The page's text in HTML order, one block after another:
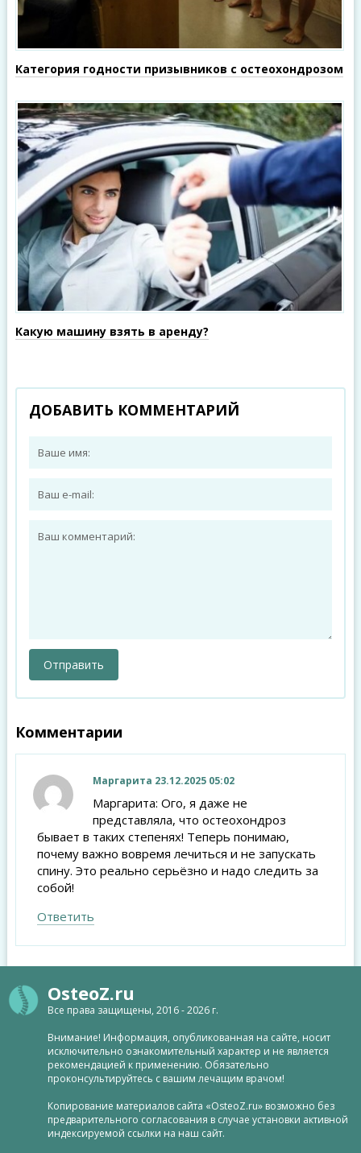
Категория годности призывников с остеохондрозом
Какую машину взять в аренду?
ДОБАВИТЬ КОММЕНТАРИЙ
Комментарии
Маргарита 23.12.2025 05:02
Маргарита: Ого, я даже не
представляла, что остеохондроз
бывает в таких степенях! Теперь понимаю,
почему важно вовремя лечиться и не запускать
спину. Это реально серьёзно и надо следить за
собой!
Ответить
OsteoZ.ru
Все права защищены, 2016 - 2026 г.
Внимание! Информация, опубликованная на сайте, носит
исключительно ознакомительный характер и не является
рекомендацией к применению. Обязательно
проконсультируйтесь с вашим лечащим врачом!
Копирование материалов сайта «OsteoZ.ru» возможно без
предварительного согласования в случае установки активной
индексируемой ссылки на наш сайт.